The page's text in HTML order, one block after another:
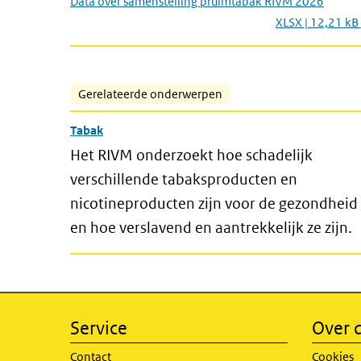
XLSX | 12,21 kB
Gerelateerde onderwerpen
Tabak
Het RIVM onderzoekt hoe schadelijk
verschillende tabaksproducten en
nicotineproducten zijn voor de gezondheid
en hoe verslavend en aantrekkelijk ze zijn.
Service
Contact
Over
Cookies